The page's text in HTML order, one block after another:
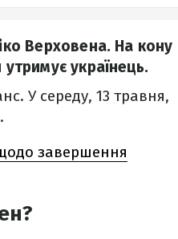
Верховена. На кону
українець.
У середу, 13 травня,
завершення